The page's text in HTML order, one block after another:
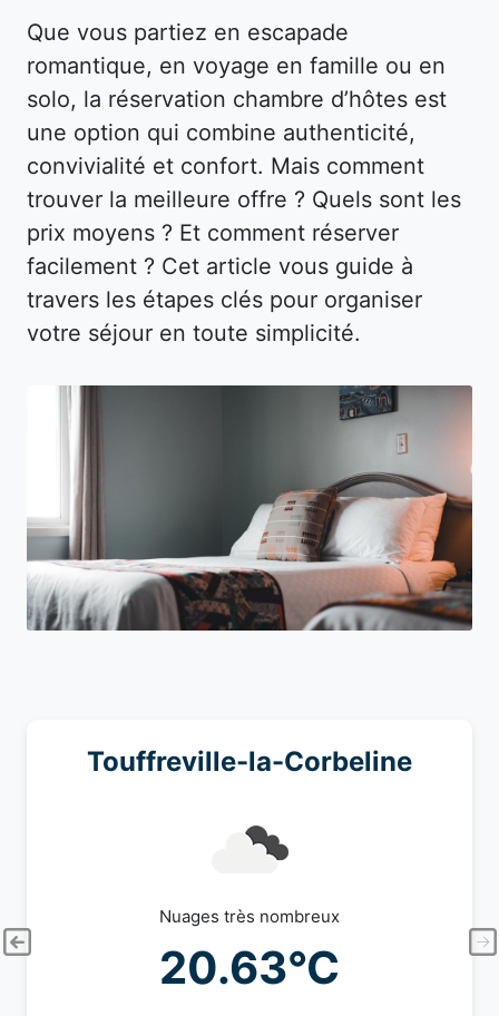
Que vous partiez en escapade
romantique, en voyage en famille ou en
solo, la réservation chambre d’hôtes est
une option qui combine authenticité,
convivialité et confort. Mais comment
trouver la meilleure offre ? Quels sont les
prix moyens ? Et comment réserver
facilement ? Cet article vous guide à
travers les étapes clés pour organiser
votre séjour en toute simplicité.
Touffreville-la-Corbeline
Nuages très nombreux
20.63°C